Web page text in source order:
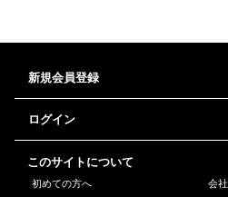
新規会員登録
ログイン
このサイトについて
初めての方へ 会